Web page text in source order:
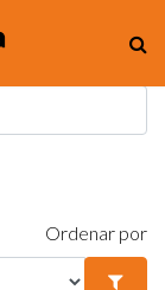
Ordenar por